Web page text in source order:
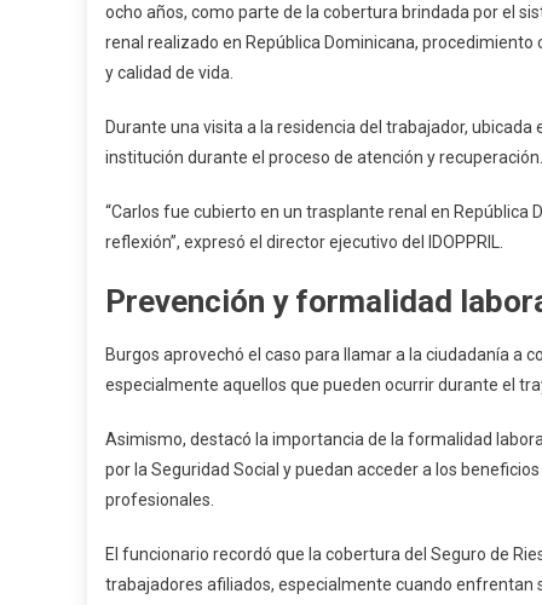
ocho años, como parte de la cobertura brindada por el
renal realizado en República Dominicana,
y calidad de vida.
Durante una visita a la residencia del trabajador,
institución durante el proceso de atención y recuperación.
“Carlos fue cubierto en un trasplante renal en República
reflexión”, expresó el director ejecutivo del IDOPPRIL.
Prevención y formalidad
Burgos aprovechó el caso para llamar a la ciudadanía a
especialmente aquellos que pueden ocurrir durante el
Asimismo, destacó la importancia de la formalidad
por la Seguridad Social y puedan acceder a los
profesionales.
El funcionario recordó que la cobertura del Seguro de
trabajadores afiliados, especialmente cuando enfrentan